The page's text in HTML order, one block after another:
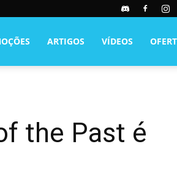
ARTIGOS VÍDEOS
the Past é